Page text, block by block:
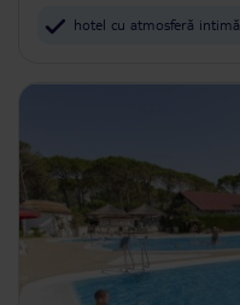
hotel cu atmosferă intimă